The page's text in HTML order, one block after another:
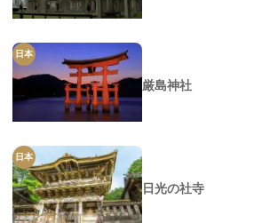
日本
厳島神社
日本
日光の社寺